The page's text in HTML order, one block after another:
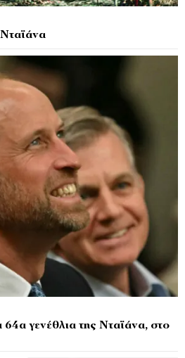
64α γενέθλια της Νταϊάνα, στο